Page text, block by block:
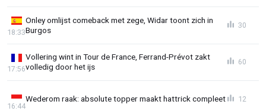
Onley omlijst comeback met zege, Widar toont zich in
Burgos
18:33
30
Vollering wint in Tour de France, Ferrand-Prévot zakt
volledig door het ijs
17:56
60
Wederom raak: absolute topper maakt hattrick compleet
16:44
12